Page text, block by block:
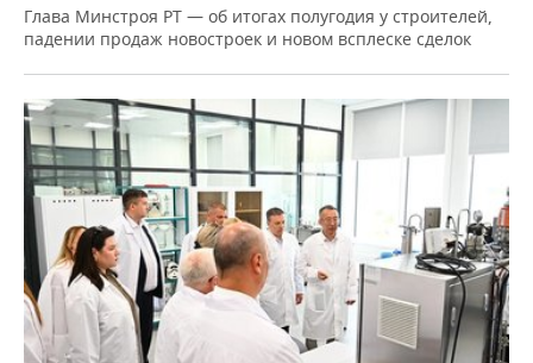
Глава Минстроя РТ — об итогах полугодия у строителей,
падении продаж новостроек и новом всплеске сделок